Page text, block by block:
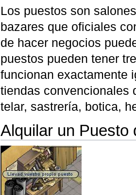
Los puestos son
bazares que oficiales
de hacer negocios
puestos pueden tener
funcionan exactamente
tiendas convencionales
telar, sastrería, botica,
Alquilar un Puesto